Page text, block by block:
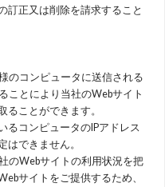
訂正又は削除を請求すること
のコンピュータに送信される
ことにより当社のWebサイト
ることができます。
るコンピュータのIPアドレス
はできません。
のWebサイトの利用状況を把
サイトをご提供するため、